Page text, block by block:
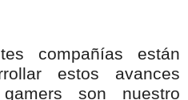
compañías están
estos avances
son nuestro